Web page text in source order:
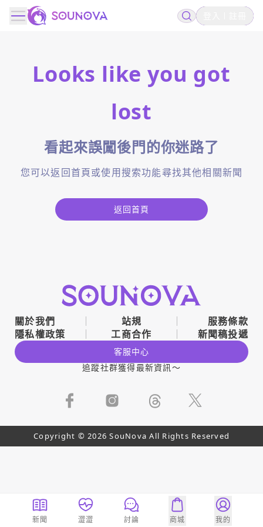
Looks like you got
lost
看起來誤闖後門的你迷路了
您可以返回首頁或使用搜索功能尋找其他相關新聞
返回首頁
關於我們 站規
服務條款
隱私權政策
工商合作 新聞稿投遞
客服中心
追蹤社群獲得最新資訊～
Copyright © 2026 SouNova All Rights Reserved
新聞 澀澀 討論 商城 我的